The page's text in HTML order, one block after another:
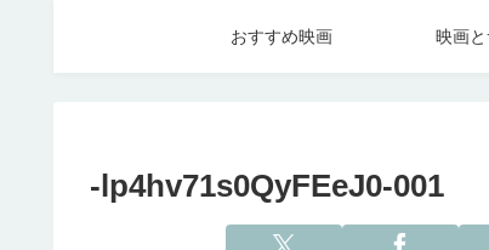
おすすめ映画 映画
-lp4hv71s0QyFEeJ0-001